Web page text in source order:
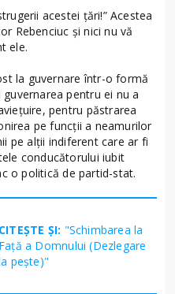
acestei țări!” Acestea
Rebenciuc și nici nu vă
ele.
la guvernare într-o formă
pentru ei nu a
pentru păstrarea
pe funcții a neamurilor
pe alții indiferent care ar fi
conducătorului iubit
o politică de partid-stat.
CITEȘTE ȘI: "Schimbarea la
Față a Domnului (Dezlegare
peşte)"